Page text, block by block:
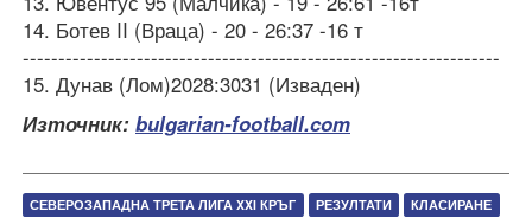
14. Ботев II (Враца) - 20 - 26:37 -16 т
-------------------------------------------------------------------
15. Дунав (Лом)2028:3031 (Изваден)
Източник: bulgarian-football.com
СЕВЕРОЗАПАДНА ТРЕТА ЛИГА XXI КРЪГ РЕЗУЛТАТИ КЛАСИРАНЕ